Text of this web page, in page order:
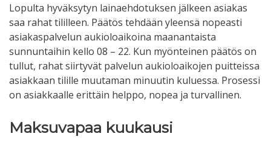
Lopulta hyväksytyn lainaehdotuksen jälkeen asiakas
saa rahat tililleen. Päätös tehdään yleensä nopeasti
asiakaspalvelun aukioloaikoina maanantaista
sunnuntaihin kello 08 – 22. Kun myönteinen päätös on
tullut, rahat siirtyvät palvelun aukioloaikojen puitteissa
asiakkaan tilille muutaman minuutin kuluessa. Prosessi
on asiakkaalle erittäin helppo, nopea ja turvallinen.
Maksuvapaa kuukausi